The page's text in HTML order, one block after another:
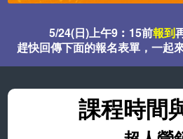
5/24(日)上午9︰15前報到
趕快回傳下面的報名表單，一起
課程時間